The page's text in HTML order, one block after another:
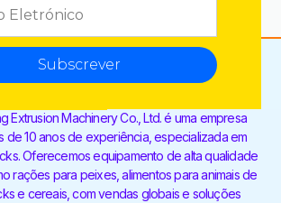
Subscrever
Extrusion Machinery Co., Ltd. é uma empresa
de 10 anos de experiência, especializada em
Oferecemos equipamento de alta qualidade
rações para peixes, alimentos para animais de
e cereais, com vendas globais e soluções